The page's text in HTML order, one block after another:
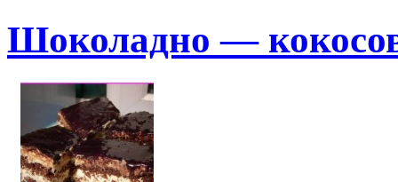
Шоколадно —